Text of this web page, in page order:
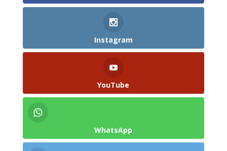
Instagram
YouTube
WhatsApp